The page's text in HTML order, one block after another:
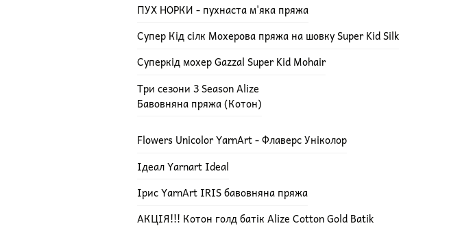
ПУХ НОРКИ - пухнаста м'яка пряжа
Супер Кід сілк Мохерова пряжа на шовку Super Kid Silk
Суперкід мохер Gazzal Super Kid Mohair
Три сезони 3 Season Alize
Бавовняна пряжа (Котон)
Flowers Unicolor YarnArt - Флаверс Уніколор
Ідеал Yarnart Ideal
Ірис YarnArt IRIS бавовняна пряжа
АКЦІЯ!!! Котон голд батік Alize Cotton Gold Batik